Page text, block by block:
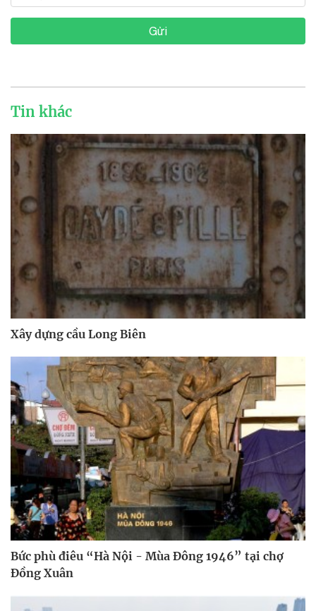
Gửi
Tin khác
Xây dựng cầu Long Biên
Bức phù điêu “Hà Nội - Mùa Đông 1946” tại chợ
Đồng Xuân